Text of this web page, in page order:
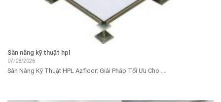
Sàn nâng kỹ thuật hpl
07/08/2026
Sàn Nâng Kỹ Thuật HPL Azfloor: Giải Pháp Tối Ưu Cho ...